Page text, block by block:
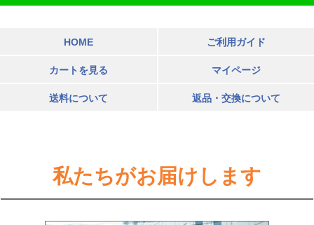
HOME ご利用ガイド
カートを見る マイページ
送料について 返品・交換について
私たちがお届けします